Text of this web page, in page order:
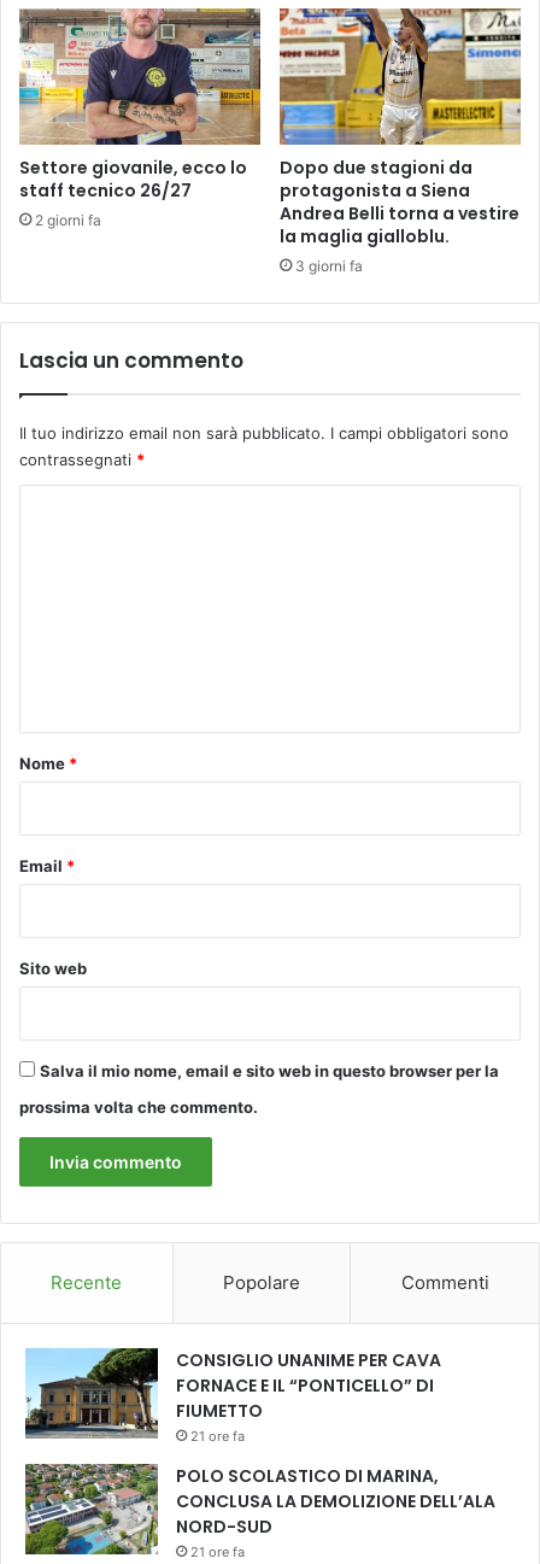
a
t
t
i
v
i
p
t
v
l
l
'
r
t
a
d
o
:
n
n
u
v
o
p
a
o
p
i
e
n
s
s
e
f
a
b
o
t
t
i
n
o
c
B
u
s
Settore giovanile, ecco lo
staff tecnico 26/27
2 giorni fa
Dopo due stagioni da
protagonista a Siena
Andrea Belli torna a vestire
la maglia gialloblu.
3 giorni fa
Lascia un commento
Il tuo indirizzo email non sarà pubblicato. I campi obbligatori sono
contrassegnati *
o
Nome *
Email *
Sito web
Salva il mio nome, email e sito web in questo browser per la
prossima volta che commento.
Recente Popolare Commenti
CONSIGLIO UNANIME PER CAVA
FORNACE E IL “PONTICELLO” DI
FIUMETTO
21 ore fa
POLO SCOLASTICO DI MARINA,
CONCLUSA LA DEMOLIZIONE DELL’ALA
NORD-SUD
21 ore fa